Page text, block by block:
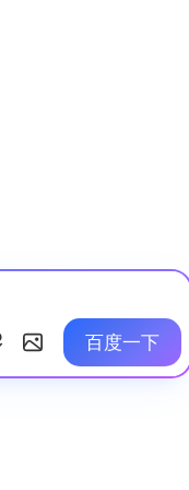
百度一下